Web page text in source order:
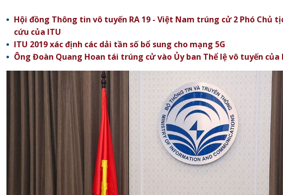
Hội đồng Thông tin vô tuyến RA 19 - Việt Nam trúng cử 2 Phó Chủ
cứu của ITU
ITU 2019 xác định các dải tần số bổ sung cho mạng 5G
Ông Đoàn Quang Hoan tái trúng cử vào Ủy ban Thể lệ vô tuyến của